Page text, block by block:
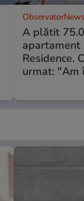
A plătit
apartament
Residence.
urmat: "Am